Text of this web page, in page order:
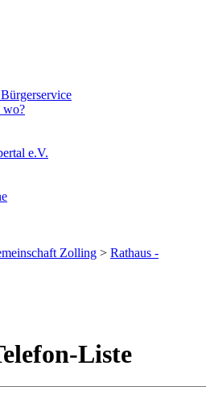
wo?
e.V.
Zolling > Rathaus -
Liste